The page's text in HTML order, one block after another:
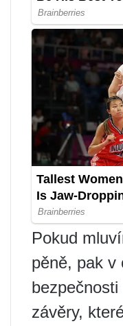
Pokud
pěně, pak v
závěry,